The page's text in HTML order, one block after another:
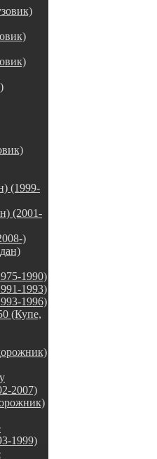
(1999-
(2001-
)
1990)
1993)
1996)
(Купе,
2007)
1999)